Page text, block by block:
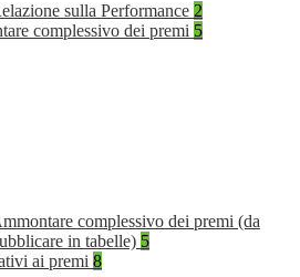
sulla Performance 2
complessivo dei premi 5
complessivo dei premi (da
in tabelle) 5
ai premi 8